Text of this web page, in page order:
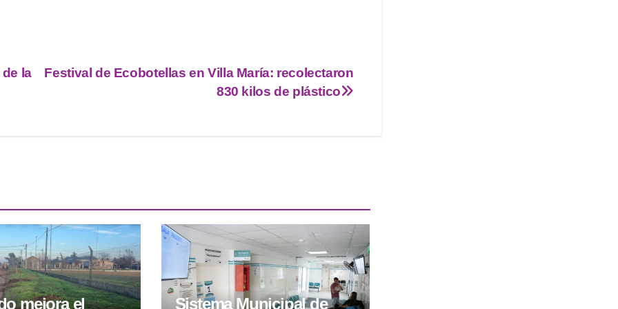
Festival de Ecobotellas en Villa María: recolectaron
830 kilos de plástico
la
mejora el Sistema Municipal de